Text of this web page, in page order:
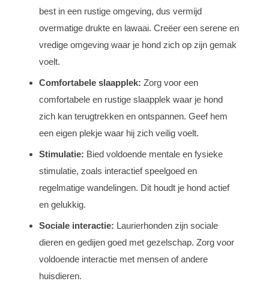
best in een rustige omgeving, dus vermijd
overmatige drukte en lawaai. Creëer een serene en
vredige omgeving waar je hond zich op zijn gemak
voelt.
Comfortabele slaapplek: Zorg voor een
comfortabele en rustige slaapplek waar je hond
zich kan terugtrekken en ontspannen. Geef hem
een eigen plekje waar hij zich veilig voelt.
Stimulatie: Bied voldoende mentale en fysieke
stimulatie, zoals interactief speelgoed en
regelmatige wandelingen. Dit houdt je hond actief
en gelukkig.
Sociale interactie: Laurierhonden zijn sociale
dieren en gedijen goed met gezelschap. Zorg voor
voldoende interactie met mensen of andere
huisdieren.